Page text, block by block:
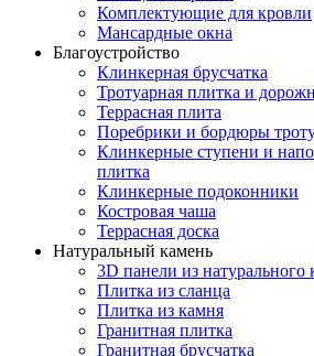
Комплектующие для кровли
Мансардные окна
Благоустройство
Клинкерная брусчатка
Тротуарная плитка и
Террасная плита
Поребрики и бордюры
Клинкерные ступени и
плитка
Клинкерные подоконники
Костровая чаша
Террасная доска
Натуральный камень
3D панели из натурального
Плитка из сланца
Плитка из камня
Гранитная плитка
Гранитная брусчатка